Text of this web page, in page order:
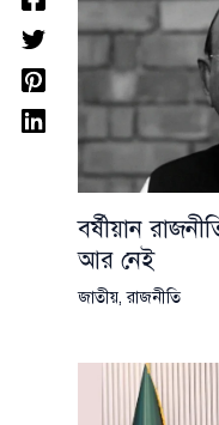
বর্ষীয়ান
আর নেই
জাতীয়,রাজনীতি